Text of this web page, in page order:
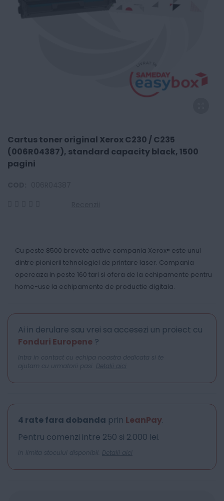
Cartus toner original Xerox C230 / C235
(006R04387), standard capacity black, 1500
pagini
Cu peste 8500 brevete active compania Xerox® este unul
dintre pionierii tehnologiei de printare laser. Compania
opereaza in peste 160 tari si ofera de la echipamente pentru
home-use la echipamente de productie digitala.
Ai in derulare sau vrei sa accesezi un proiect cu
Fonduri Europene ?
Intra in contact cu echipa noastra dedicata si te
ajutam cu urmatorii pasi. Detalii aici
4 rate fara dobanda prin LeanPay.
Pentru comenzi intre 250 si 2.000 lei.
In limita stocului disponibil. Detalii aici